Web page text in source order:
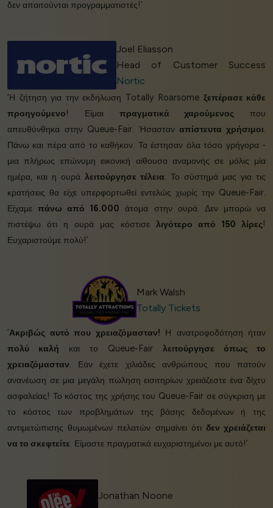
δεν απαιτούνται προγραμματιστές!’
Joel Eliasson
Head of Customer Success
Nortic
‘Η ζήτηση για την εκδήλωση Totally Roarsome ξεπέρασε κάθε
προηγούμενο! Είμαι πραγματικά χαρούμενος που
απευθύνθηκα στην Queue-Fair. Ήσασταναπίστευτα χρήσιμοι
Πάνω και πέρα από το καθήκον. Τα έστησαν όλα τόσο γρήγορα -
μια πλήρως επώνυμη εικονική αίθουσα αναμονής σε μόλις μία
ημέρα, και η ουρά λειτούργησε τέλεια . Το σύστημά μας για τις
κρατήσεις θα είχε υπερφορτωθεί εντελώς χωρίς την Queue-Fair.
Είχαμεπάνω από 16.000 άτομα στην ουρά. Δεν μπορώ να
πιστέψω ότι η ουρά μας κόστισε λιγότερο από 150 λίρες!
Ευχαριστούμε πολύ!’
Mark Walsh
Totally Tickets
‘Ακριβώς αυτό που χρειαζόμασταν! Η ανατροφοδότηση ήταν
πολύ καλή και το Queue-Fair λειτούργησε όπως το
χρειαζόμασταν . Εάν έχετε χιλιάδες ανθρώπους που πατούν
ανανέωση σε μια μεγάλη πώληση εισιτηρίων χρειάζεστε ένα δίχτυ
ασφαλείας! Το κόστος της χρήσης του Queue-Fair σε σύγκριση με
το κόστος των προβλημάτων της βάσης δεδομένων ή της
αντιμετώπισης θυμωμένων πελατών σημαίνει ότι δεν χρειάζεται
να το σκεφτείτε . Είμαστε πραγματικά ευχαριστημένοι με αυτό!’
Jonathan Noone